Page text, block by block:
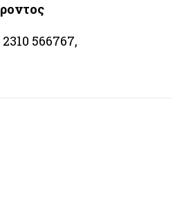
2310 566767,